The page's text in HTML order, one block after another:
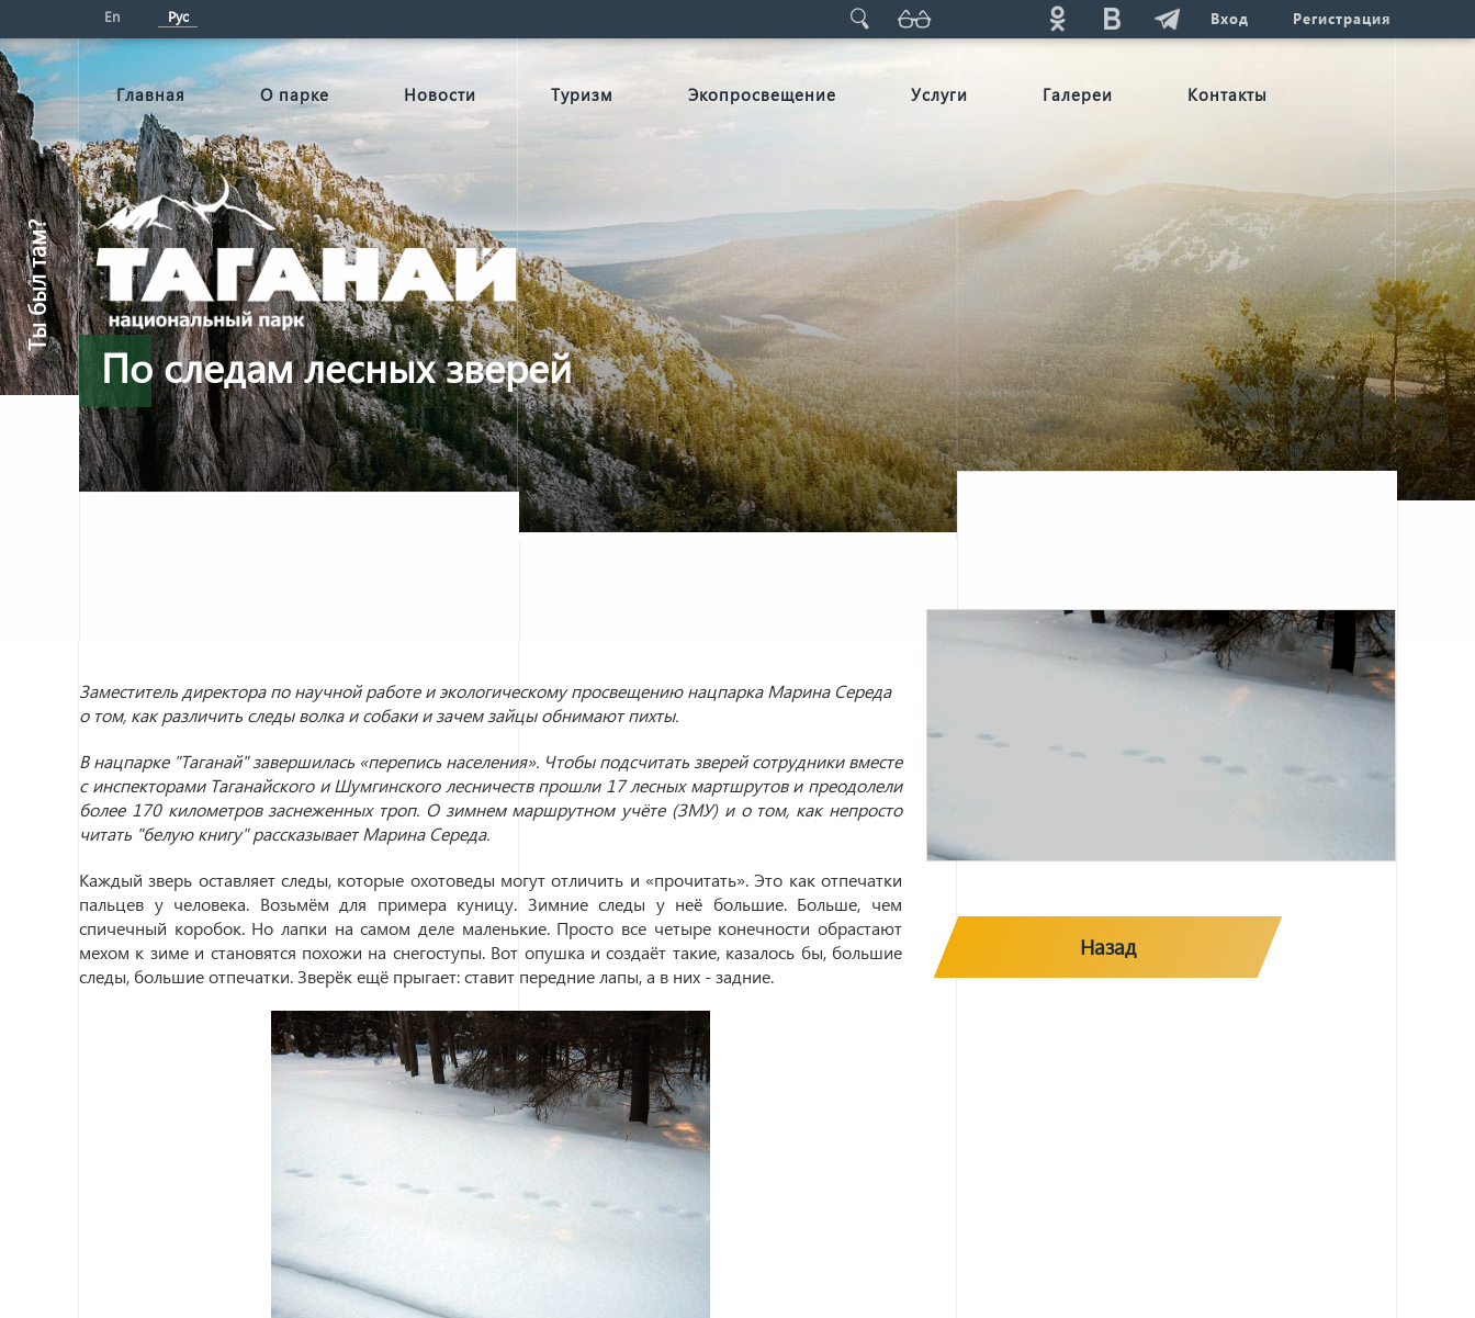
En Рус Вход Регистрация
Главная О парке Новости Туризм Экопросвещение Услуги Галереи Контакты
По следам лесных зверей
Ты был там?
Заместитель директора по научной работе и экологическому просвещению нацпарка Марина Середа
о том, как различить следы волка и собаки и зачем зайцы обнимают пихты.
В нацпарке "Таганай" завершилась «перепись населения». Чтобы подсчитать зверей сотрудники вместе
с инспекторами Таганайского и Шумгинского лесничеств прошли 17 лесных мартшрутов и преодолели
более 170 километров заснеженных троп. О зимнем маршрутном учёте (ЗМУ) и о том, как непросто
читать "белую книгу" рассказывает Марина Середа.
Каждый зверь оставляет следы, которые охотоведы могут отличить и «прочитать». Это как отпечатки
пальцев у человека. Возьмём для примера куницу. Зимние следы у неё большие. Больше, чем
спичечный коробок. Но лапки на самом деле маленькие. Просто все четыре конечности обрастают
мехом к зиме и становятся похожи на снегоступы. Вот опушка и создаёт такие, казалось бы, большие
следы, большие отпечатки. Зверёк ещё прыгает: ставит передние лапы, а в них - задние.
Назад